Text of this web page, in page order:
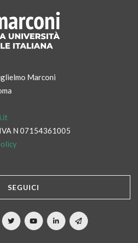
Marconi
N 07154361005
SEGUICI